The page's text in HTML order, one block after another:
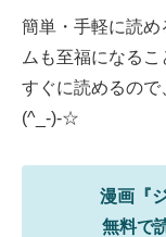
簡単・手軽に読め
ムも至福になる
すぐに読めるので
(^_-)-☆
漫画『
無料で